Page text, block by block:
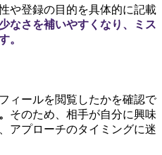
や登録の目的を具体的に記載
なさを補いやすくなり、ミス
。
ィールを閲覧したかを確認で
そのため、相手が自分に興味
アプローチのタイミングに迷